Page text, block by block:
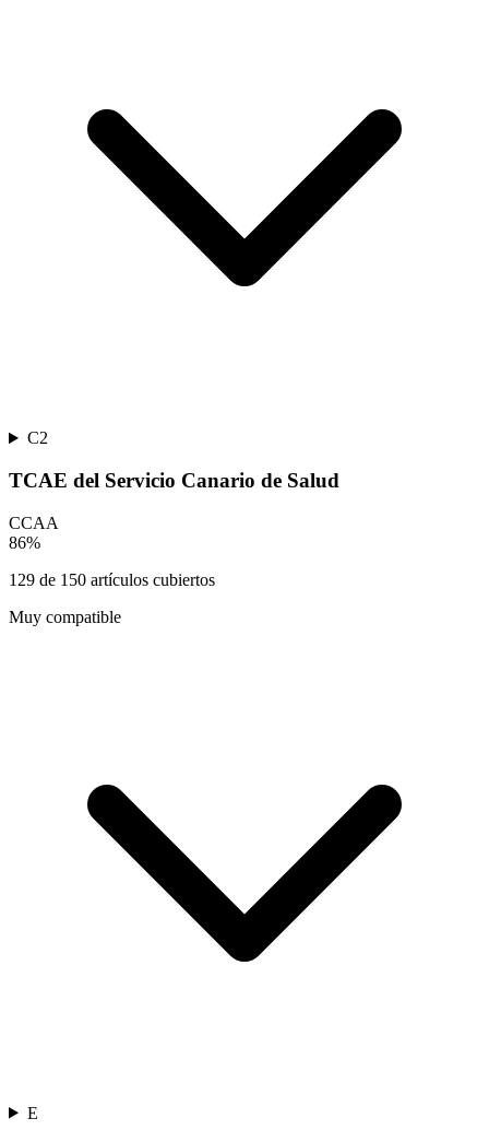
C2
TCAE del Servicio Canario de Salud
CCAA
86%
129 de 150 artículos cubiertos
Muy compatible
E